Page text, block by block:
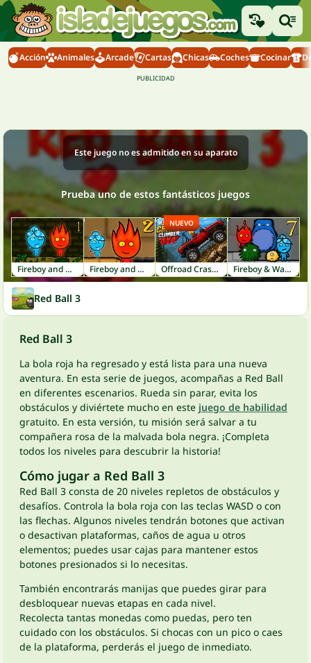
Acción Animales Arcade Cartas Chicas Coches Cocinar
Este juego no es admitido en su aparato
Prueba uno de estos fantásticos juegos
Fireboy and Watergirl 1: Forest Temple Fireboy and Watergirl 2: Light Temple Offroad Crash Climber 4X4
NUEVO
Fireboy & Watergirl 7: Friends
Red Ball 3
Red Ball 3
La bola roja ha regresado y está lista para una nueva
aventura. En esta serie de juegos, acompañas a Red Ball
en diferentes escenarios. Rueda sin parar, evita los
obstáculos y diviértete mucho en este juego de habilidad
gratuito. En esta versión, tu misión será salvar a tu
compañera rosa de la malvada bola negra. ¡Completa
todos los niveles para descubrir la historia!
Cómo jugar a Red Ball 3
Red Ball 3 consta de 20 niveles repletos de obstáculos y
desafíos. Controla la bola roja con las teclas WASD o con
las flechas. Algunos niveles tendrán botones que activan
o desactivan plataformas, caños de agua u otros
elementos; puedes usar cajas para mantener estos
botones presionados si lo necesitas.
También encontrarás manijas que puedes girar para
desbloquear nuevas etapas en cada nivel.
Recolecta tantas monedas como puedas, pero ten
cuidado con los obstáculos. Si chocas con un pico o caes
de la plataforma, perderás el juego de inmediato.